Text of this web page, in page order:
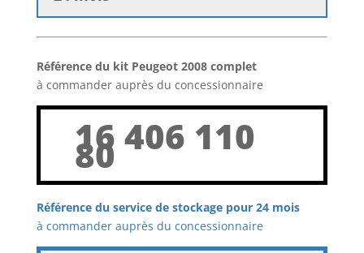
Référence du kit Peugeot 2008 complet
à commander auprès du concessionnaire
16 406 110
80
Référence du service de stockage pour 24 mois
à commander auprès du concessionnaire